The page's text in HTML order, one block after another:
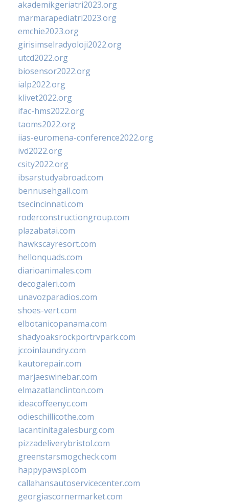
akademikgeriatri2023.org
marmarapediatri2023.org
emchie2023.org
girisimselradyoloji2022.org
utcd2022.org
biosensor2022.org
ialp2022.org
klivet2022.org
ifac-hms2022.org
taoms2022.org
iias-euromena-conference2022.org
ivd2022.org
csity2022.org
ibsarstudyabroad.com
bennusehgall.com
tsecincinnati.com
roderconstructiongroup.com
plazabatai.com
hawkscayresort.com
hellonquads.com
diarioanimales.com
decogaleri.com
unavozparadios.com
shoes-vert.com
elbotanicopanama.com
shadyoaksrockportrvpark.com
jccoinlaundry.com
kautorepair.com
marjaeswinebar.com
elmazatlanclinton.com
ideacoffeenyc.com
odieschillicothe.com
lacantinitagalesburg.com
pizzadeliverybristol.com
greenstarsmogcheck.com
happypawspl.com
callahansautoservicecenter.com
georgiascornermarket.com